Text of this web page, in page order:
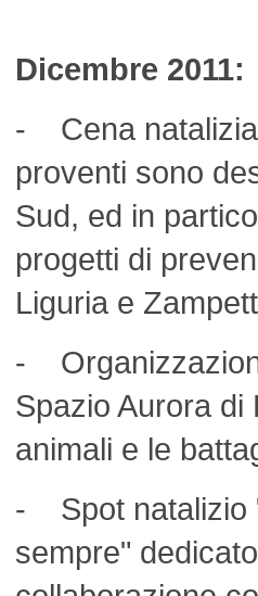
Dicembre 2011:
- Cena natalizia
proventi sono
Sud, ed in
progetti di
Liguria e
-
Spazio Aurora
animali e le
- Spot natalizio
sempre"